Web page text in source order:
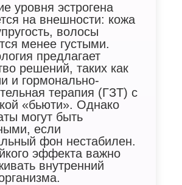
уровня эстрогена
на внешности: кожа
волосы
менее густыми.
предлагает
решений, таких как
и гормонально-
терапия (ГЗТ) с
«бьюти». Однако
могут быть
если
фон нестабилен.
эффекта важно
внутренний